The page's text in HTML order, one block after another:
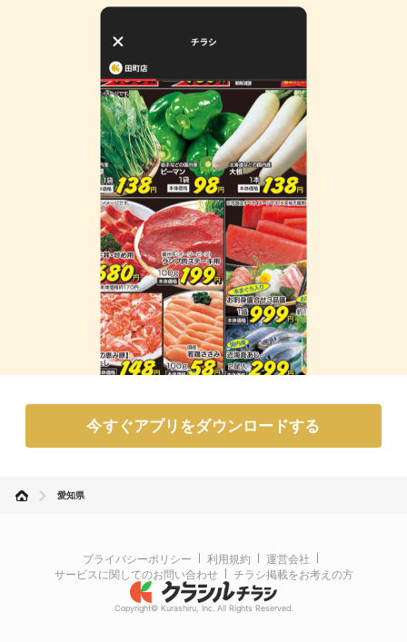
今すぐアプリをダウンロードする
愛知県
プライバシーポリシー 利用規約
運営会社
サービスに関してのお問い合わせ
チラシ掲載をお考えの方
Copyright© Kurashiru, Inc. All Rights Reserved.